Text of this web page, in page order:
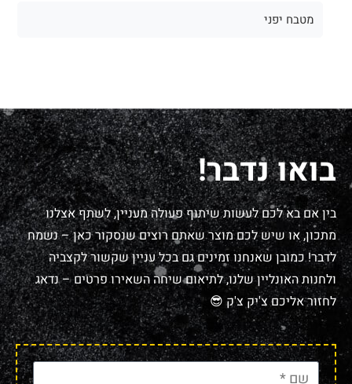
מטבח יפני
בואו נדבר!
בין אם בא לכם לעשות שיתוף פעולה מעניין, לשתף אצלנו
מתכון, או שיש לכם מוצר שאתם רוצים שנסקור כאן – נשמח
לדבר! כמובן שאנחנו זמינים גם בכל עניין שקשור לקצביה
ולחנות האונליין שלנו, לתיאום שיחה השאירו פרטים – נדאג
לחזור אליכם צ'יק צ'ק 😎